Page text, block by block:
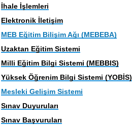
İhale İşlemleri
Elektronik İletişim
MEB Eğitim Bilişim Ağı (MEBEBA)
Uzaktan Eğitim Sistemi
Milli Eğitim Bilgi Sistemi (MEBBIS)
Yüksek Öğrenim Bilgi Sistemi (YOBİS)
Mesleki Gelişim Sistemi
Sınav Duyuruları
Sınav Başvuruları